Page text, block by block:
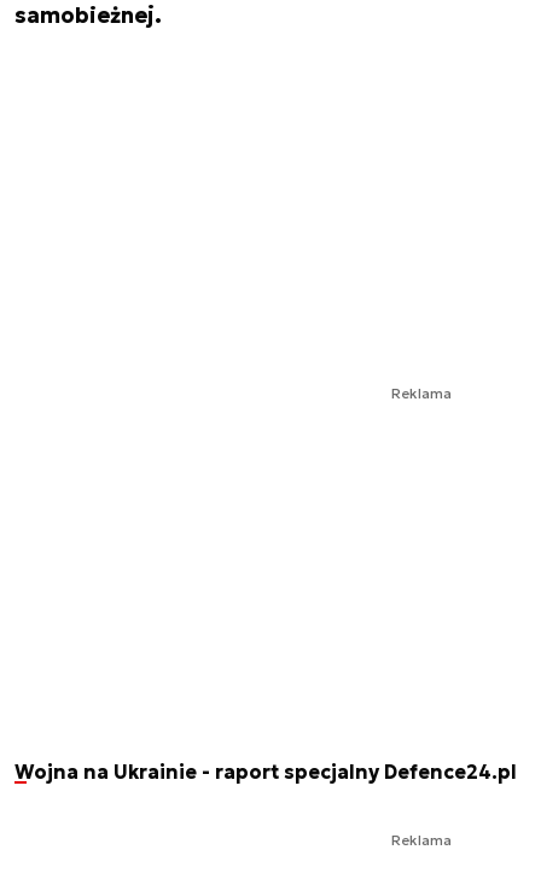
samobieżnej.
Reklama
Wojna na Ukrainie - raport specjalny Defence24.pl
Reklama